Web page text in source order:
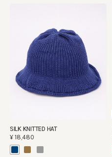
SILK KNITTED HAT
¥18,480